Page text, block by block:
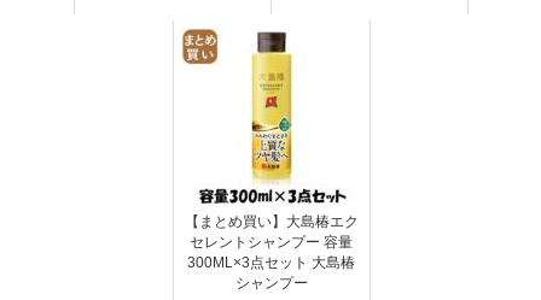
【まとめ買い】大島椿エク
セレントシャンプー 容量
300ML×3点セット 大島椿
シャンプー